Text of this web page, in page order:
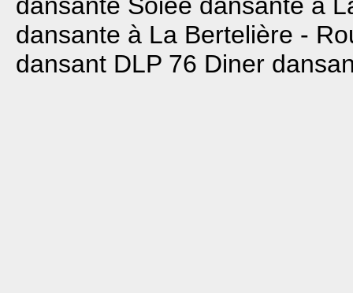
dansante à La Bertelière -
dansant DLP 76 Diner